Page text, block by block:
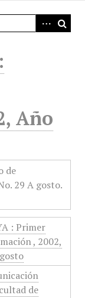
Año
: Primer
, 2002,
de